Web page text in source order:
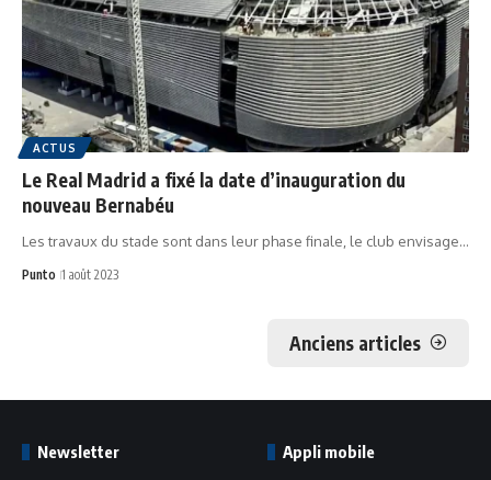
ACTUS
Le Real Madrid a fixé la date d’inauguration du
nouveau Bernabéu
Les travaux du stade sont dans leur phase finale, le club envisage…
Punto 1 août 2023
Anciens articles
Newsletter Appli mobile